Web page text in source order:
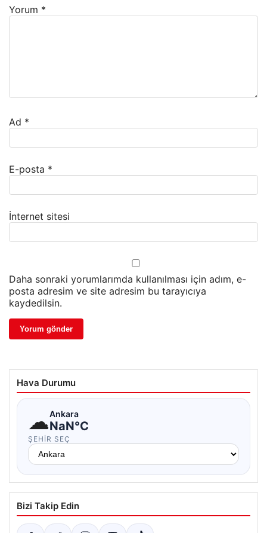
Yorum *
Ad *
E-posta *
İnternet sitesi
Daha sonraki yorumlarımda kullanılması için adım, e-
posta adresim ve site adresim bu tarayıcıya
kaydedilsin.
Hava Durumu
☁Ankara
NaN°C
ŞEHIR SEÇ
Bizi Takip Edin